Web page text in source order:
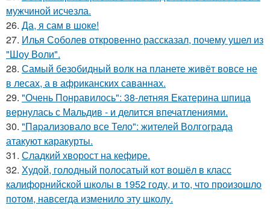
мужчиной исчезла.
26. Да, я сам в шоке!
27. Илья Соболев откровенно рассказал, почему ушел из
"Шоу Воли".
28. Самый безобидный волк на планете живёт вовсе не
в лесах, а в африканских саваннах.
29. "Очень Понравилось": 38-летняя Екатерина шпица
вернулась с Мальдив - и делится впечатлениями.
30. "Пapализовало все Тело": жителей Волгограда
атакуют каракурты.
31. Сладкий хворост на кефире.
32. Худой, голодный полосатый кот вошёл в класс
калифорнийской школы в 1952 году, и то, что произошло
потом, навсегда изменило эту школу.